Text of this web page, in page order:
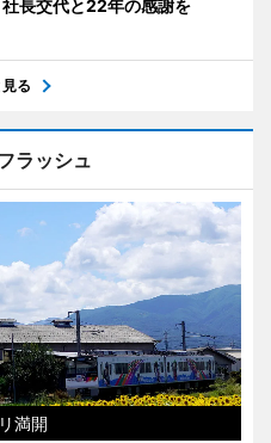
長交代と22年の感謝を
る
ラッシュ
満開